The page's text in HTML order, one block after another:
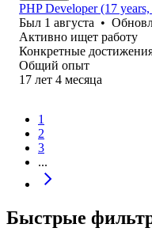
PHP Developer (17
Был 1 августа •
Активно ищет работу
Конкретные
Общий опыт
17 лет 4 месяца
1
2
3
...
Быстрые